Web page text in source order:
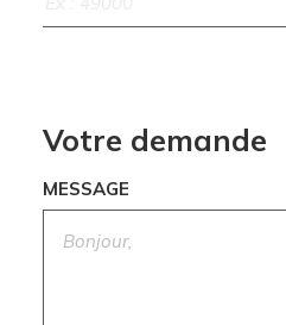
Votre demande
MESSAGE